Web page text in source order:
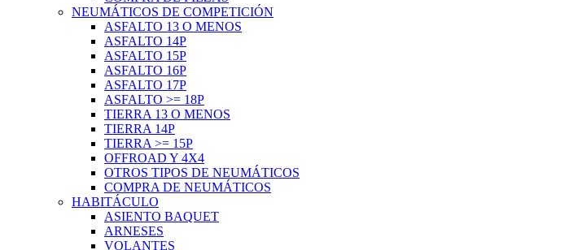
NEUMÁTICOS DE COMPETICIÓN
ASFALTO 13 O MENOS
ASFALTO 14P
ASFALTO 15P
ASFALTO 16P
ASFALTO 17P
ASFALTO >= 18P
TIERRA 13 O MENOS
TIERRA 14P
TIERRA >= 15P
OFFROAD Y 4X4
OTROS TIPOS DE NEUMÁTICOS
COMPRA DE NEUMÁTICOS
HABITÁCULO
ASIENTO BAQUET
ARNESES
VOLANTES